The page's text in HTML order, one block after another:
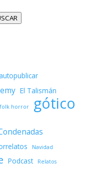
El Talismán
folk horror gótico
Navidad
Podcast Relatos